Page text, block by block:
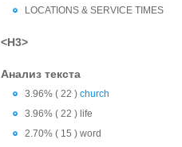
LOCATIONS & SERVICE TIMES
<H3>
Анализ текста
3.96% ( 22 ) church
3.96% ( 22 ) life
2.70% ( 15 ) word